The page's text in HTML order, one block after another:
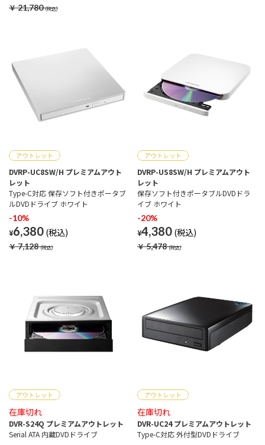
￥21,780
DVRP-UC8SW/H プレミアムアウト
レット
Type-C対応 保存ソフト付きポータブ
ルDVDドライブ ホワイト
-10%
¥6,380
￥7,128
DVRP-US8SW/H プレミアムアウト
レット
保存ソフト付きポータブルDVDドラ
イブ ホワイト
-20%
¥4,380
￥5,478
在庫切れ
DVR-S24Q プレミアムアウトレット
Serial ATA 内蔵DVDドライブ
在庫切れ
DVR-UC24 プレミアムアウトレット
Type-C対応 外付型DVDドライブ